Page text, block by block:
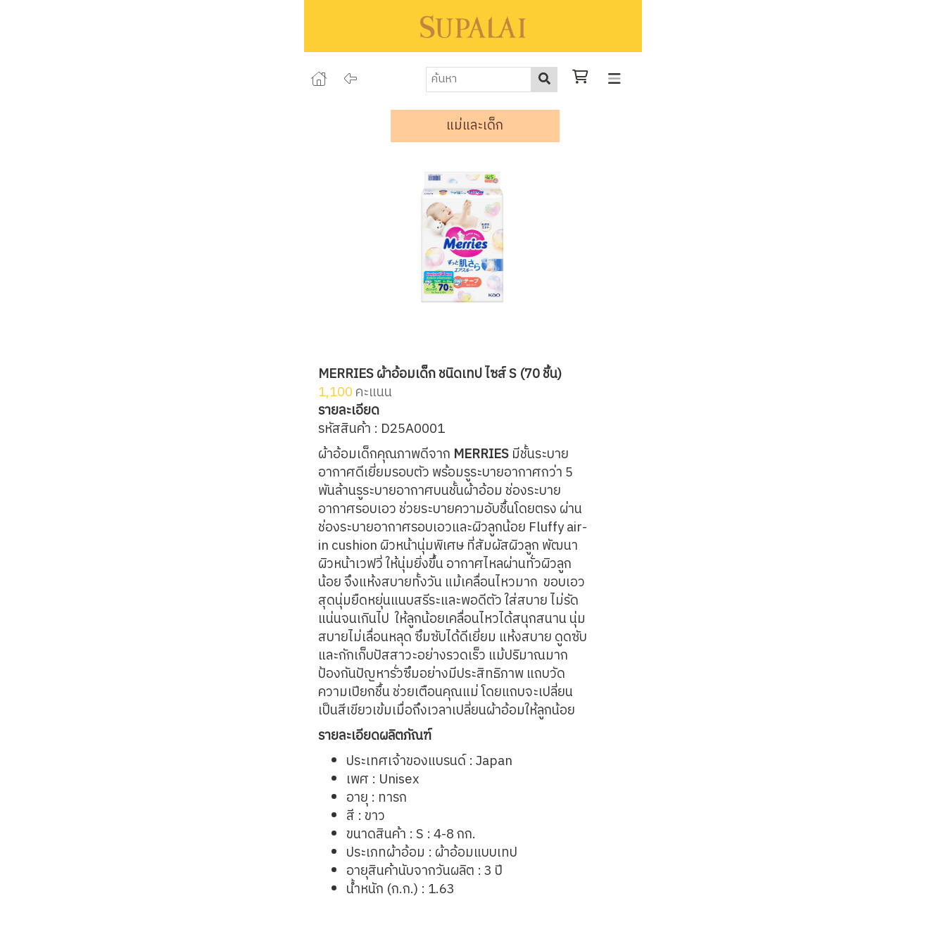
แม่และเด็ก
MERRIES ผ้าอ้อมเด็ก ชนิดเทป ไซส์ S (70 ชิ้น)
1,100คะแนน
รายละเอียด
รหัสสินค้า : D25A0001
ผ้าอ้อมเด็กคุณภาพดีจาก MERRIESมีชั้นระบาย
อากาศดีเยี่ยมรอบตัว พร้อมรูระบายอากาศกว่า 5
พันล้านรูระบายอากาศบนชั้นผ้าอ้อม ช่องระบาย
อากาศรอบเอว ช่วยระบายความอับชื้นโดยตรง ผ่าน
ช่องระบายอากาศรอบเอวและผิวลูกน้อย Fluffy air-
in cushion ผิวหน้านุ่มพิเศษ ที่สัมผัสผิวลูก พัฒนา
ผิวหน้าเวฟวี่ ให้นุ่มยิ่งขึ้น อากาศไหลผ่านทั่วผิวลูก
น้อย จึงแห้งสบายทั้งวัน แม้เคลื่อนไหวมาก ขอบเอว
สุดนุ่มยืดหยุ่นแนบสรีระและพอดีตัว ใส่สบาย ไม่รัด
แน่นจนเกินไป ให้ลูกน้อยเคลื่อนไหวได้สนุกสนาน นุ่ม
สบายไม่เลื่อนหลุด ซึมซับได้ดีเยี่ยม แห้งสบาย ดูดซับ
และกักเก็บปัสสาวะอย่างรวดเร็ว แม้ปริมาณมาก
ป้องกันปัญหารั่วซึมอย่างมีประสิทธิภาพ แถบวัด
ความเปียกชื้น ช่วยเตือนคุณแม่ โดยแถบจะเปลี่ยน
เป็นสีเขียวเข้มเมื่อถึงเวลาเปลี่ยนผ้าอ้อมให้ลูกน้อย
รายละเอียดผลิตภัณฑ์
ประเทศเจ้าของแบรนด์ : Japan
เพศ : Unisex
อายุ : ทารก
สี : ขาว
ขนาดสินค้า : S : 4-8 กก.
ประเภทผ้าอ้อม : ผ้าอ้อมแบบเทป
อายุสินค้านับจากวันผลิต : 3 ปี
น้ำหนัก (ก.ก.) : 1.63